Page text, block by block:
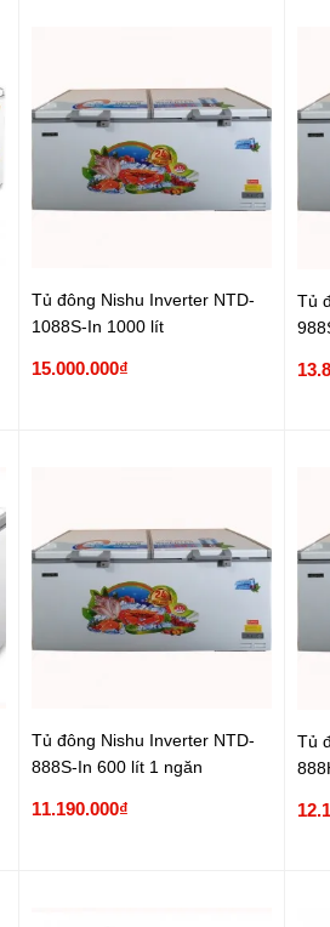
Tủ đông Nishu Inverter NTD-
1088S-In 1000 lít
15.000.000₫
Tủ
Tủ đông Nishu Inverter NTD-
888S-In 600 lít 1 ngăn
11.190.000₫
Tủ